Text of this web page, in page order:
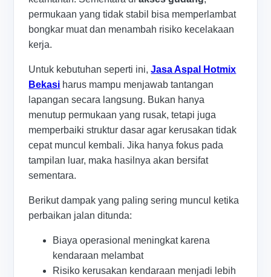
permukaan yang tidak stabil bisa memperlambat
bongkar muat dan menambah risiko kecelakaan
kerja.
Untuk kebutuhan seperti ini,Jasa Aspal Hotmix
Bekasi harus mampu menjawab tantangan
lapangan secara langsung. Bukan hanya
menutup permukaan yang rusak, tetapi juga
memperbaiki struktur dasar agar kerusakan tidak
cepat muncul kembali. Jika hanya fokus pada
tampilan luar, maka hasilnya akan bersifat
sementara.
Berikut dampak yang paling sering muncul ketika
perbaikan jalan ditunda:
Biaya operasional meningkat karena
kendaraan melambat
Risiko kerusakan kendaraan menjadi lebih